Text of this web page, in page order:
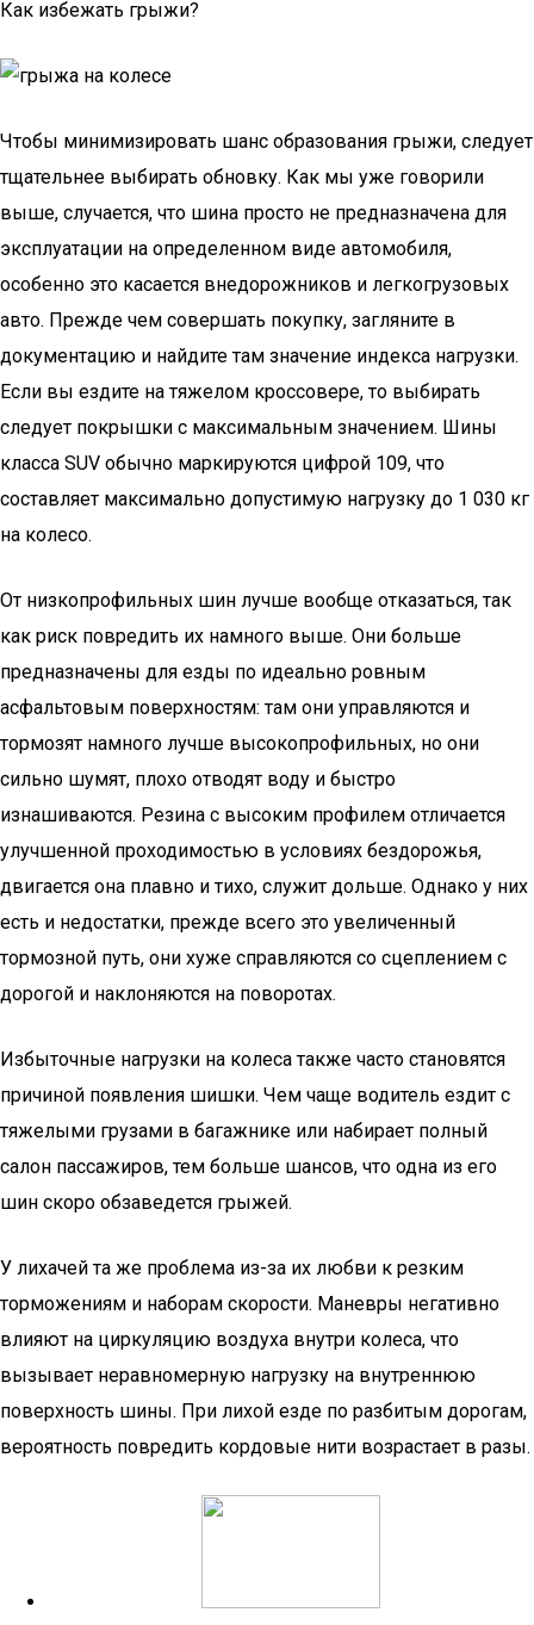
Как избежать грыжи?
Чтобы минимизировать шанс образования грыжи, следует
тщательнее выбирать обновку. Как мы уже говорили
выше, случается, что шина просто не предназначена для
эксплуатации на определенном виде автомобиля,
особенно это касается внедорожников и легкогрузовых
авто. Прежде чем совершать покупку, загляните в
документацию и найдите там значение индекса нагрузки.
Если вы ездите на тяжелом кроссовере, то выбирать
следует покрышки с максимальным значением. Шины
класса SUV обычно маркируются цифрой 109, что
составляет максимально допустимую нагрузку до 1 030 кг
на колесо.
От низкопрофильных шин лучше вообще отказаться, так
как риск повредить их намного выше. Они больше
предназначены для езды по идеально ровным
асфальтовым поверхностям: там они управляются и
тормозят намного лучше высокопрофильных, но они
сильно шумят, плохо отводят воду и быстро
изнашиваются. Резина с высоким профилем отличается
улучшенной проходимостью в условиях бездорожья,
двигается она плавно и тихо, служит дольше. Однако у них
есть и недостатки, прежде всего это увеличенный
тормозной путь, они хуже справляются со сцеплением с
дорогой и наклоняются на поворотах.
Избыточные нагрузки на колеса также часто становятся
причиной появления шишки. Чем чаще водитель ездит с
тяжелыми грузами в багажнике или набирает полный
салон пассажиров, тем больше шансов, что одна из его
шин скоро обзаведется грыжей.
У лихачей та же проблема из-за их любви к резким
торможениям и наборам скорости. Маневры негативно
влияют на циркуляцию воздуха внутри колеса, что
вызывает неравномерную нагрузку на внутреннюю
поверхность шины. При лихой езде по разбитым дорогам,
вероятность повредить кордовые нити возрастает в разы.